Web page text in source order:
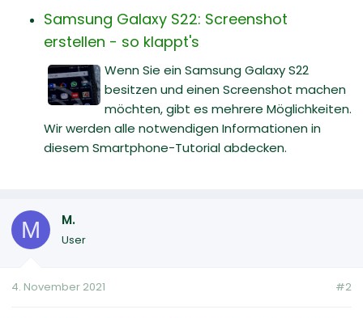
Samsung Galaxy S22: Screenshot
erstellen - so klappt's
Wenn Sie ein Samsung Galaxy S22
besitzen und einen Screenshot machen
möchten, gibt es mehrere Möglichkeiten.
Wir werden alle notwendigen Informationen in
diesem Smartphone-Tutorial abdecken.
M M.
User
4. November 2021 #2